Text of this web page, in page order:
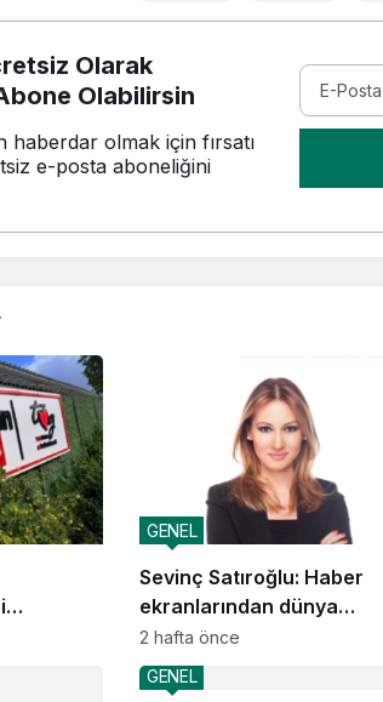
Olarak
Olabilirsin
haberdar olmak için fırsatı
e-posta aboneliğini
Sevinç Satıroğlu: Haber
ekranlarından dünya
sahnelerine taşınan güven
GENEL
2 hafta önce
GENEL